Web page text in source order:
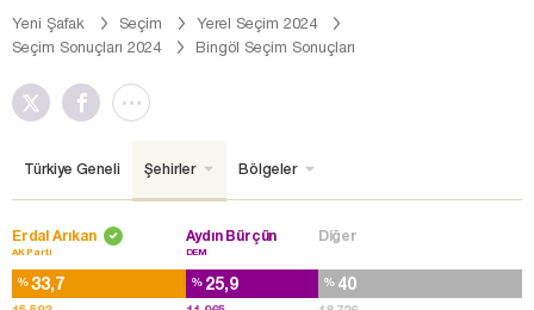
Yeni Şafak Seçim
Yerel Seçim 2024
Seçim Sonuçları 2024
Bingöl Seçim Sonuçları
Türkiye Geneli Şehirler Bölgeler
Erdal Arıkan
AK Parti
%33,7
Aydın Bürçün
DEM
% 25,9
Diğer
% 40